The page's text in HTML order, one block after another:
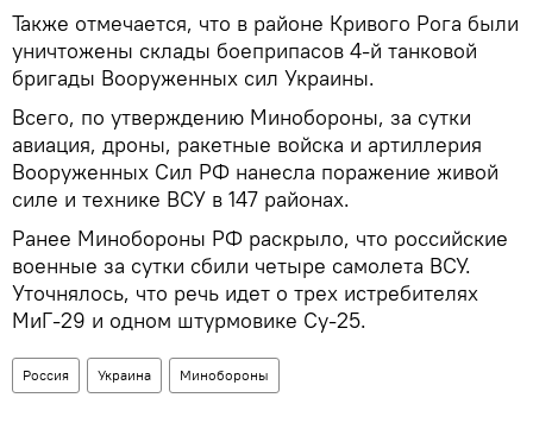
Также отмечается, что в районе Кривого Рога были
уничтожены склады боеприпасов 4-й танковой
бригады Вооруженных сил Украины.
Всего, по утверждению Минобороны, за сутки
авиация, дроны, ракетные войска и артиллерия
Вооруженных Сил РФ нанесла поражение живой
силе и технике ВСУ в 147 районах.
Ранее Минобороны РФ раскрыло, что российские
военные за сутки сбили четыре самолета ВСУ.
Уточнялось, что речь идет о трех истребителях
МиГ-29 и одном штурмовике Су-25.
Россия Украина Минобороны